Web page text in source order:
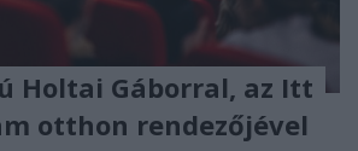
Holtai Gáborral, az Itt
otthon rendezőjével